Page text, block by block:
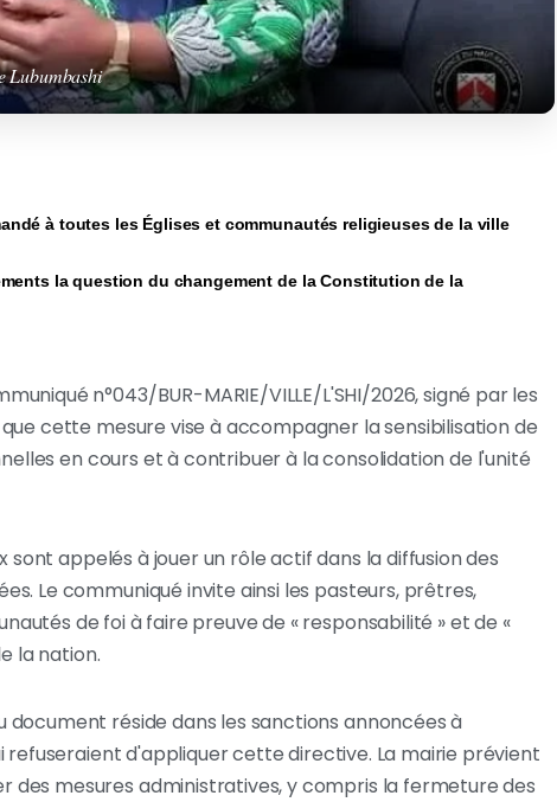
Lubumbashi
à toutes les Églises et communautés religieuses de la ville
la question du changement de la Constitution de la
n°043/BUR-MARIE/VILLE/L'SHI/2026, signé par les
cette mesure vise à accompagner la sensibilisation de
en cours et à contribuer à la consolidation de l'unité
sont appelés à jouer un rôle actif dans la diffusion des
Le communiqué invite ainsi les pasteurs, prêtres,
de foi à faire preuve de « responsabilité » et de «
la nation.
réside dans les sanctions annoncées à
refuseraient d'appliquer cette directive. La mairie prévient
mesures administratives, y compris la fermeture des